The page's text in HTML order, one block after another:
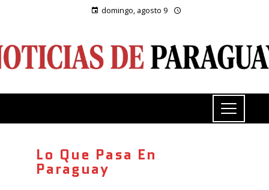
domingo, agosto 9
Lo Que Pasa En
Paraguay